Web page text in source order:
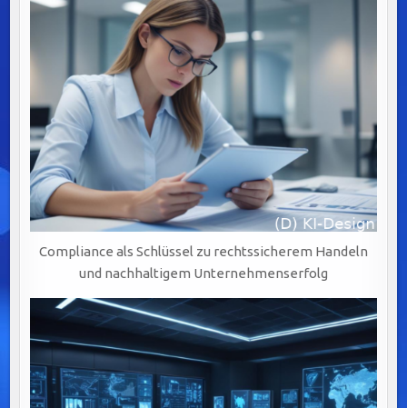
Compliance als Schlüssel zu rechtssicherem Handeln
und nachhaltigem Unternehmenserfolg